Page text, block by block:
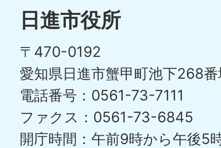
イ
目
の
ス
ラ
イ
ド
日進市役所
〒470-0192
愛知県日進市蟹甲町池下268
電話番号：0561-73-7111
ファクス：0561-73-6845
開庁時間：午前9時から午後5